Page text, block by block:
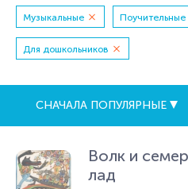
Музыкальные Поучительные
Для дошкольников
СНАЧАЛА ПОПУЛЯРНЫЕ
Волк и
лад